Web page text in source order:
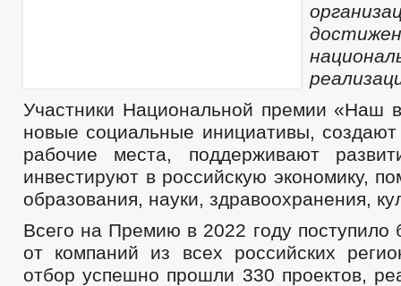
Участники Национальной премии «Наш
новые социальные инициативы,
рабочие места, поддерживают
инвестируют в российскую экономику,
образования, науки, здравоохранения,
Всего на Премию в 2022 году поступило
от компаний из всех российских
отбор успешно прошли 330 проектов,